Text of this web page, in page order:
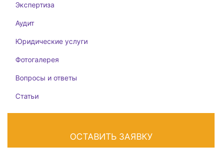
Экспертиза
Аудит
Юридические услуги
Фотогалерея
Вопросы и ответы
Статьи
ОСТАВИТЬ ЗАЯВКУ